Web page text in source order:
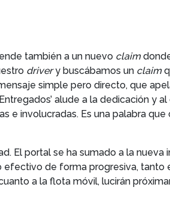
también a un nuevo claim
drivery buscábamos un claim
simple pero directo, que
alude a la dedicación y
e involucradas. Es una palabra
El portal se ha sumado a la
efectivo de forma progresiva, tanto
a la flota móvil, lucirán